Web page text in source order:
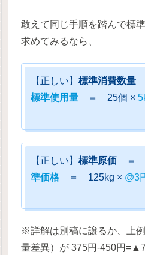
敢えて同じ手順を踏んで標
求めてみるなら、
【正しい】標準消費数量
標準使用量 ＝ 25個 ×
【正しい】標準原価
準価格 ＝ 125kg × @3
※詳解は別稿に譲るか、上
量差異）が 375円-450円